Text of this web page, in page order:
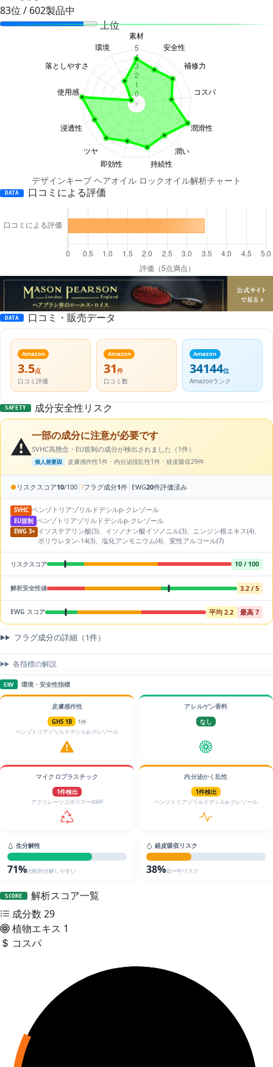
83位 / 602製品中
上位
デザインキープ ヘアオイル ロックオイル解析チャート
DATA 口コミによる評価
DATA 口コミ・販売データ
Amazon
3.5点
口コミ評価
Amazon
31件
口コミ数
Amazon
34144位
Amazonランク
SAFETY 成分安全性リスク
⚠️一部の成分に注意が必要です
SVHC高懸念・EU規制の成分が検出されました（1件）
個人差要因 皮膚感作性1件・内分泌撹乱性1件・経皮吸収29件
● リスクスコア10/100 | !フラグ成分1件 | EWG20件評価済み
SVHC ベンゾトリアゾリルドデシルp-クレゾール
EU規制 ベンゾトリアゾリルドデシルp-クレゾール
EWG 3+ イソステアリン酸(3)、イソノナン酸イソノニル(3)、ニンジン根エキス(4)、
ポリウレタン-14(3)、塩化アンモニウム(4)、変性アルコール(7)
リスクスコア 10 / 100
解析安全性値 3.2 / 5
EWG スコア 平均 2.2 最高 7
フラグ成分の詳細（1件）
各指標の解説
ENV 環境・安全性指標
皮膚感作性
GHS 1B
1件
ベンゾトリアゾリルドデシルp-クレゾール
アレルゲン香料
なし
マイクロプラスチック
1件検出
アクリレーツコポリマーAMP
内分泌かく乱性
1件検出
ベンゾトリアゾリルドデシルp-クレゾール
生分解性
71%比較的分解しやすい
経皮吸収リスク
38%低〜中リスク
SCORE
解析スコア一覧
成分数 29
植物エキス 1
コスパ